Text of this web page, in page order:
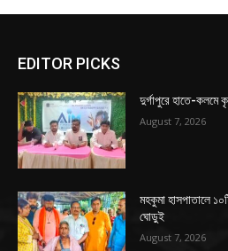
EDITOR PICKS
দুর্গাপুরে হাতে-কলমে
August 7, 2026
মহকুমা হাসপাতালে
ঘোড়ুই
August 7, 2026